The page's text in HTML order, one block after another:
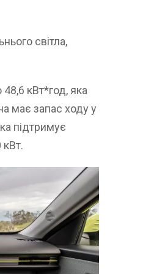
світла,
кВт*год, яка
має запас ходу у
підтримує
кВт.